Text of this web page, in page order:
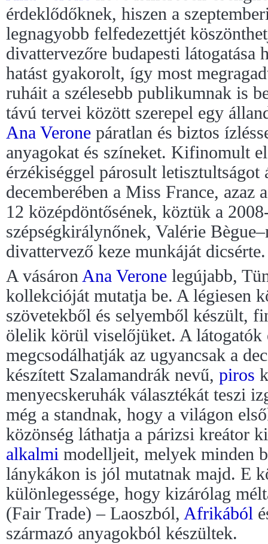
érdeklődőknek, hiszen a
legnagyobb felfedezettjét
divattervezőre budapesti látogatása
hatást gyakorolt, így most
ruháit a szélesebb publikumnak is
távú tervei között szerepel egy
Ana Verone páratlan és biztos
anyagokat és színeket. Kifinomult
érzékiséggel párosult letisztultságot
decemberében a Miss France, azaz
12 középdöntősének, köztük a
szépségkirálynőnek, Valérie
divattervező keze munkáját dicsérte.
A vásáronAna Verone legújabb,
kollekcióját mutatja be. A légiesen
szövetekből és selyemből készült,
ölelik körül viselőjüket. A látogatók
megcsodálhatják az ugyancsak a
készített Szalamandrák nevű, piros
menyecskeruhák választékát teszi
még a standnak, hogy a világon
közönség láthatja a párizsi kreátor
alkalmi modelljeit, melyek minden
lánykákon is jól mutatnak majd. E
különlegessége, hogy kizárólag
(Fair Trade) – Laoszból, Afrikából
származó anyagokból készültek.